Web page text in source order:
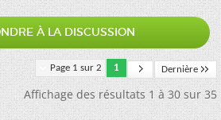
À LA DISCUSSION
Page 1 sur 2 1 Dernière
Affichage des résultats 1 à 30 sur 35